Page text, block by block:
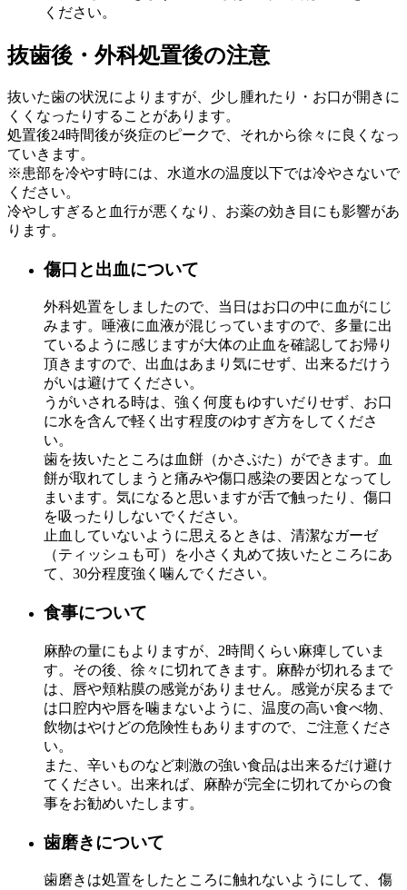
ください。
抜歯後・外科処置後の注意
抜いた歯の状況によりますが、少し腫れたり・お口が開きに
くくなったりすることがあります。
処置後24時間後が炎症のピークで、それから徐々に良くなっ
ていきます。
※患部を冷やす時には、水道水の温度以下では冷やさないで
ください。
冷やしすぎると血行が悪くなり、お薬の効き目にも影響があ
ります。
傷口と出血について
外科処置をしましたので、当日はお口の中に血がにじ
みます。唾液に血液が混じっていますので、多量に出
ているように感じますが大体の止血を確認してお帰り
頂きますので、出血はあまり気にせず、出来るだけう
がいは避けてください。
うがいされる時は、強く何度もゆすいだりせず、お口
に水を含んで軽く出す程度のゆすぎ方をしてくださ
い。
歯を抜いたところは血餅（かさぶた）ができます。血
餅が取れてしまうと痛みや傷口感染の要因となってし
まいます。気になると思いますが舌で触ったり、傷口
を吸ったりしないでください。
止血していないように思えるときは、清潔なガーゼ
（ティッシュも可）を小さく丸めて抜いたところにあ
て、30分程度強く噛んでください。
食事について
麻酔の量にもよりますが、2時間くらい麻痺していま
す。その後、徐々に切れてきます。麻酔が切れるまで
は、唇や頬粘膜の感覚がありません。感覚が戻るまで
は口腔内や唇を噛まないように、温度の高い食べ物、
飲物はやけどの危険性もありますので、ご注意くださ
い。
また、辛いものなど刺激の強い食品は出来るだけ避け
てください。出来れば、麻酔が完全に切れてからの食
事をお勧めいたします。
歯磨きについて
歯磨きは処置をしたところに触れないようにして、傷